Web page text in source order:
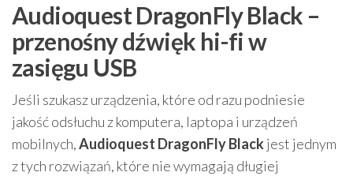
Audioquest DragonFly Black –
przenośny dźwięk hi-fi w
zasięgu USB
Jeśli szukasz urządzenia, które od razu podniesie
jakość odsłuchu z komputera, laptopa i urządzeń
mobilnych,Audioquest DragonFly Blackjest jednym
z tych rozwiązań, które nie wymagają długiej